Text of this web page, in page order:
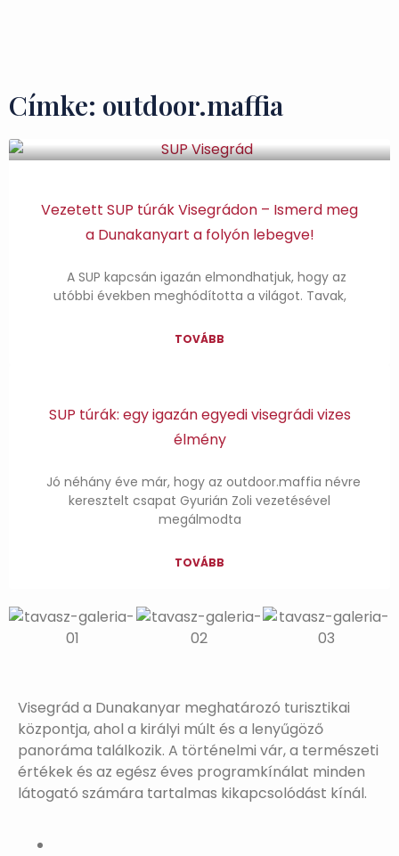
Címke: outdoor.maffia
Vezetett SUP túrák Visegrádon – Ismerd meg
a Dunakanyart a folyón lebegve!
A SUP kapcsán igazán elmondhatjuk, hogy az
utóbbi években meghódította a világot. Tavak,
TOVÁBB
SUP túrák: egy igazán egyedi visegrádi vizes
élmény
Jó néhány éve már, hogy az outdoor.maffia névre
keresztelt csapat Gyurián Zoli vezetésével
megálmodta
TOVÁBB
Visegrád a Dunakanyar meghatározó turisztikai
központja, ahol a királyi múlt és a lenyűgöző
panoráma találkozik. A történelmi vár, a természeti
értékek és az egész éves programkínálat minden
látogató számára tartalmas kikapcsolódást kínál.